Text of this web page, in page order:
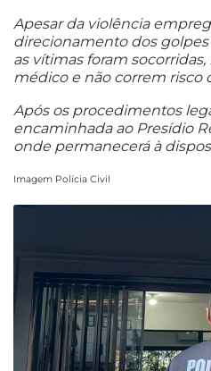
Apesar da violência
direcionamento dos golpes
as vítimas foram
médico e não correm risco
Após os procedimentos
encaminhada ao Presídio
onde permanecerá à
Imagem Polícia Civil